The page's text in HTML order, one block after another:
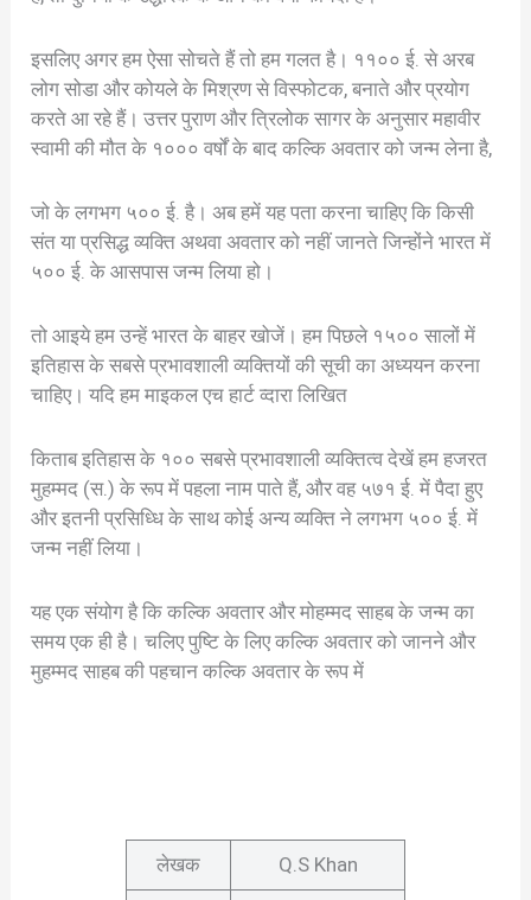
इसलिए अगर हम ऐसा सोचते हैं तो हम गलत है। ११०० ई. से अरब
लोग सोडा और कोयले के मिश्रण से विस्फोटक, बनाते और प्रयोग
करते आ रहे हैं। उत्तर पुराण और त्रिलोक सागर के अनुसार महावीर
स्वामी की मौत के १००० वर्षों के बाद कल्कि अवतार को जन्म लेना है,
जो के लगभग ५०० ई. है। अब हमें यह पता करना चाहिए कि किसी
संत या प्रसिद्ध व्यक्ति अथवा अवतार को नहीं जानते जिन्होंने भारत में
५०० ई. के आसपास जन्म लिया हो।
तो आइये हम उन्हें भारत के बाहर खोजें। हम पिछले १५०० सालों में
इतिहास के सबसे प्रभावशाली व्यक्तियों की सूची का अध्ययन करना
चाहिए। यदि हम माइकल एच हार्ट व्दारा लिखित
किताब इतिहास के १०० सबसे प्रभावशाली व्यक्तित्व देखें हम हजरत
मुहम्मद (स.) के रूप में पहला नाम पाते हैं, और वह ५७१ ई. में पैदा हुए
और इतनी प्रसिध्धि के साथ कोई अन्य व्यक्ति ने लगभग ५०० ई. में
जन्म नहीं लिया।
यह एक संयोग है कि कल्कि अवतार और मोहम्मद साहब के जन्म का
समय एक ही है। चलिए पुष्टि के लिए कल्कि अवतार को जानने और
मुहम्मद साहब की पहचान कल्कि अवतार के रूप में
लेखक Q.S Khan